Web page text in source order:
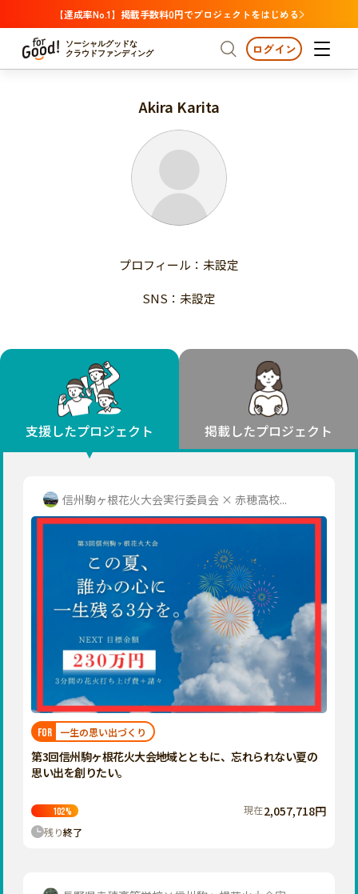
【達成率No.1】掲載手数料0円でプロジェクトをはじめる
ソーシャルグッドな
クラウドファンディング
プロジェクトからさがす 注目
支援金額が多い
支援人数が多い
終了日が近い
国際協力
子ども・教育
フード・農業
文化
環境・エシカル
人権・マイノリティ
社会貢献
地域からさがす 北海道・東北
北海道
福島
関東
茨城
千葉
神奈川
支援金額が多い
終了日が近い
カテゴリーからさがす
医療・福祉
子ども・教育
人権・マイノリティ
北海道 青森 岩手 宮城
秋田
福島
茨城 栃木 群馬
千葉
東京
神奈川
新潟 富山 石川 福井
山梨
長野
岐阜 静岡 愛知
滋賀 京都
兵庫
和歌山
島根 岡山 山口
香川 愛媛 高知
九州・沖縄
福岡 佐賀 長崎
宮崎
鹿児島 沖縄
ログイン
Akira Karita
プロフィール：未設定
SNS：未設定
支援したプロジェクト 掲載したプロジェクト
信州駒ヶ根花火大会実行委員会 × 赤穂高校...
FOR 一生の思い出づくり
第3回信州駒ヶ根花火大会――地域とともに、忘れられない夏の
思い出を創りたい。
102% 現在2,057,718円
残り終了